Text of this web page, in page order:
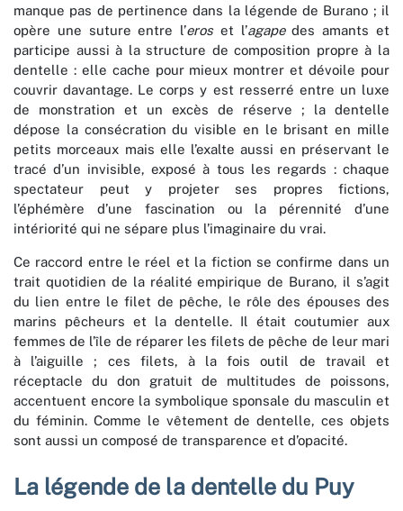
manque pas de pertinence dans la légende de Burano ; il
opère une suture entre l’eroset l’agapedes amants et
participe aussi à la structure de composition propre à la
dentelle : elle cache pour mieux montrer et dévoile pour
couvrir davantage. Le corps y est resserré entre un luxe
de monstration et un excès de réserve ; la dentelle
dépose la consécration du visible en le brisant en mille
petits morceaux mais elle l’exalte aussi en préservant le
tracé d’un invisible, exposé à tous les regards : chaque
spectateur peut y projeter ses propres fictions,
l’éphémère d’une fascination ou la pérennité d’une
intériorité qui ne sépare plus l’imaginaire du vrai.
Ce raccord entre le réel et la fiction se confirme dans un
trait quotidien de la réalité empirique de Burano, il s’agit
du lien entre le filet de pêche, le rôle des épouses des
marins pêcheurs et la dentelle. Il était coutumier aux
femmes de l’île de réparer les filets de pêche de leur mari
à l’aiguille ; ces filets, à la fois outil de travail et
réceptacle du don gratuit de multitudes de poissons,
accentuent encore la symbolique sponsale du masculin et
du féminin. Comme le vêtement de dentelle, ces objets
sont aussi un composé de transparence et d’opacité.
La légende de la dentelle du Puy